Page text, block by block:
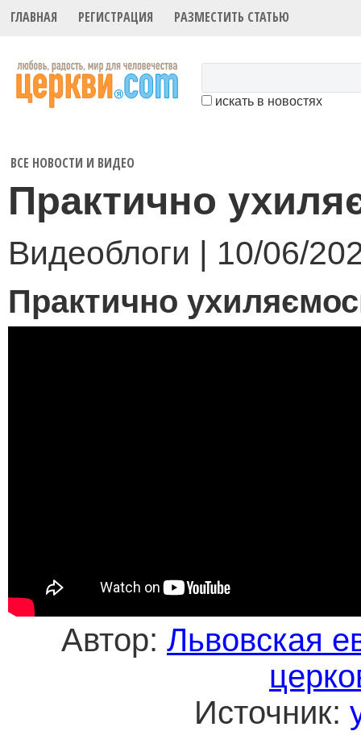
ГЛАВНАЯ РЕГИСТРАЦИЯ РАЗМЕСТИТЬ СТАТЬЮ
искать в новостях
ВСЕ НОВОСТИ И ВИДЕО
Практично
Видеоблоги | 10/06/
Практично
Автор: Львовская
Источник: